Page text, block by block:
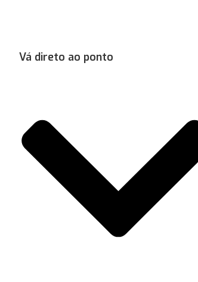
Vá direto ao ponto